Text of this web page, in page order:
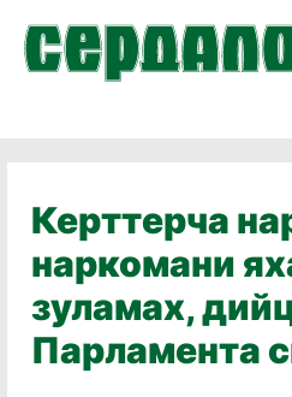
Керттерча
наркомани
зуламах,
Парламента